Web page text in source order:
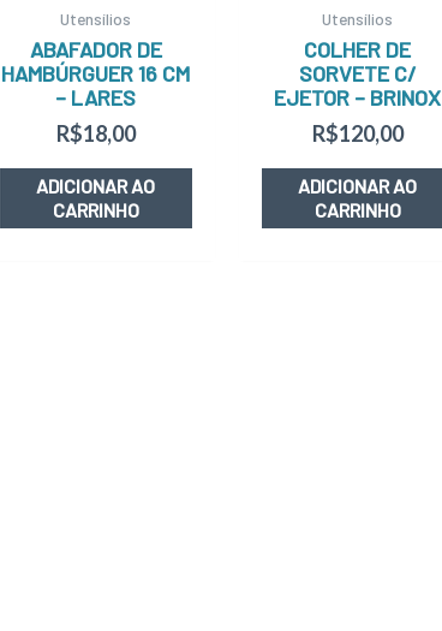
Utensílios
ABAFADOR DE
HAMBÚRGUER 16 CM
– LARES
R$18,00
ADICIONAR AO
CARRINHO
Utensílios
COLHER DE
SORVETE C/
EJETOR – BRINOX
R$120,00
ADICIONAR AO
CARRINHO